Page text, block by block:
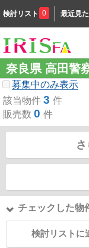
検討リスト 0 最近見
奈良県 高田警
募集中のみ表示
該当物件 3 件
販売数 0 件
チェックした物
検討リストに